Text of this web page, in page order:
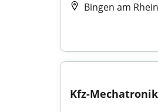
Bingen am
Kfz-